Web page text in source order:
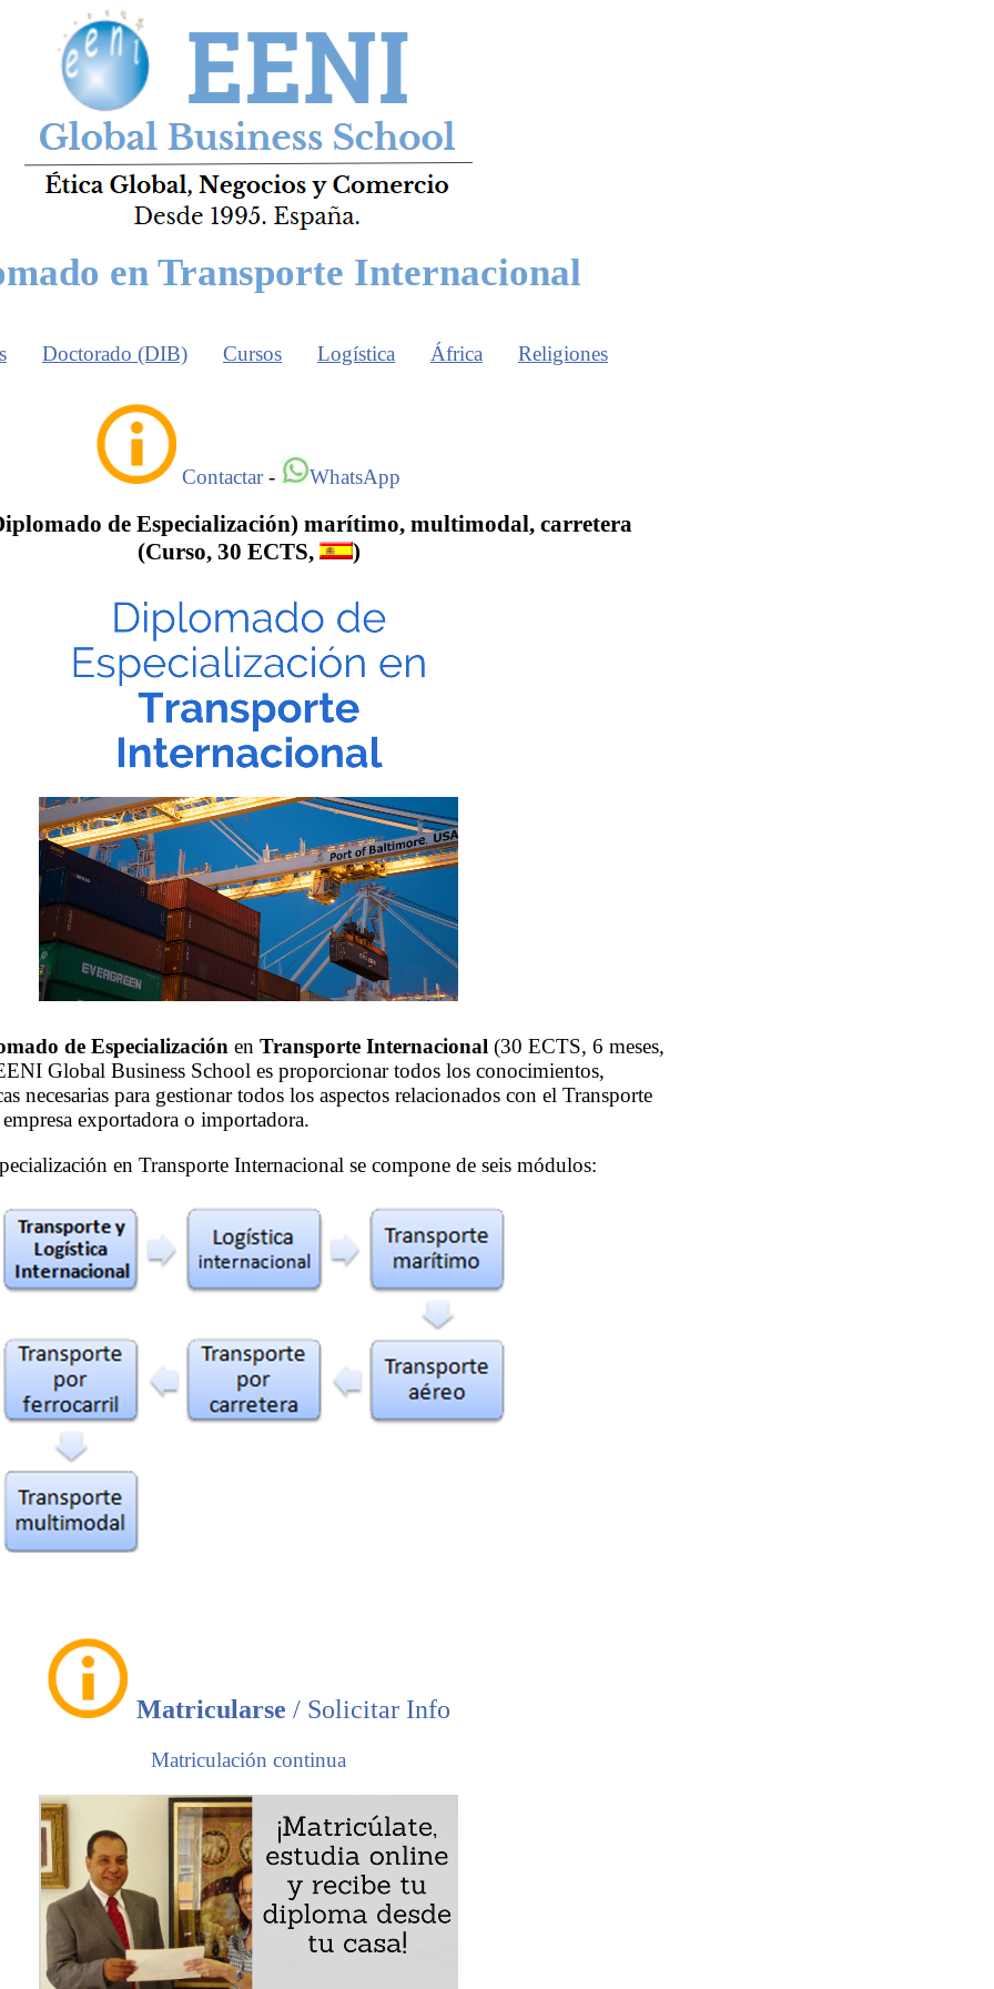
en Transporte Internacional
Doctorado (DIB) Cursos Logística África Religiones
Contactar- WhatsApp
de Especialización) marítimo, multimodal, carretera
(Curso, 30 ECTS,
)
de Especialización en Transporte Internacional (30 ECTS, 6 meses,
Global Business School es proporcionar todos los conocimientos,
necesarias para gestionar todos los aspectos relacionados con el Transporte
exportadora o importadora.
en Transporte Internacional se compone de seis módulos:
y a la logística internacional
Matricularse / Solicitar Info
Matriculación continua